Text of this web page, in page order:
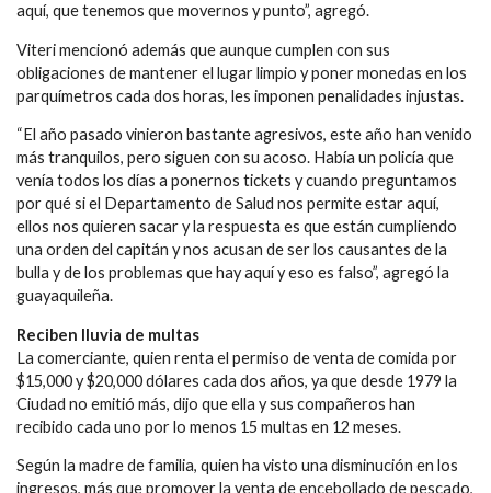
aquí, que tenemos que movernos y punto”, agregó.
Viteri mencionó además que aunque cumplen con sus
obligaciones de mantener el lugar limpio y poner monedas en los
parquímetros cada dos horas, les imponen penalidades injustas.
“El año pasado vinieron bastante agresivos, este año han venido
más tranquilos, pero siguen con su acoso. Había un policía que
venía todos los días a ponernos tickets y cuando preguntamos
por qué si el Departamento de Salud nos permite estar aquí,
ellos nos quieren sacar y la respuesta es que están cumpliendo
una orden del capitán y nos acusan de ser los causantes de la
bulla y de los problemas que hay aquí y eso es falso”, agregó la
guayaquileña.
Reciben lluvia de multas
La comerciante, quien renta el permiso de venta de comida por
$15,000 y $20,000 dólares cada dos años, ya que desde 1979 la
Ciudad no emitió más, dijo que ella y sus compañeros han
recibido cada uno por lo menos 15 multas en 12 meses.
Según la madre de familia, quien ha visto una disminución en los
ingresos, más que promover la venta de encebollado de pescado,